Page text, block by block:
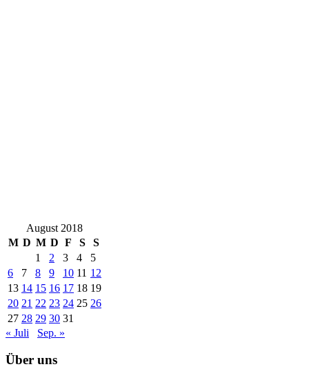
August 2018
M D M D F S
S
1
2 3 4
5
6
7 8 9 10 11 12
13 14 15 16 17 18 19
20 21 22 23 24 25 26
27 28 29 30 31
« Juli
Sep. »
Über uns